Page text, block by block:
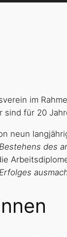
im
sind für 20
neun
des